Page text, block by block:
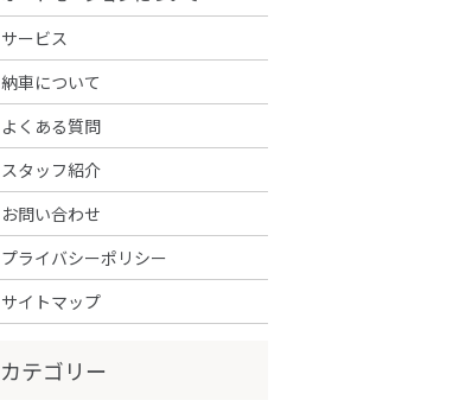
サービス
納車について
よくある質問
スタッフ紹介
お問い合わせ
プライバシーポリシー
サイトマップ